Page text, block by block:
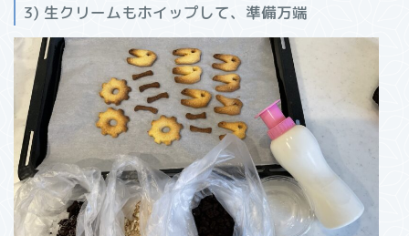
3) 生クリームもホイップして、準備万端